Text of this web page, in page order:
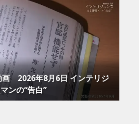
画 2026年8月6日 インテリジ
ンの“告白”